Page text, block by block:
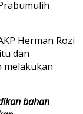
Herman Rozi
dan
melakukan
bahan